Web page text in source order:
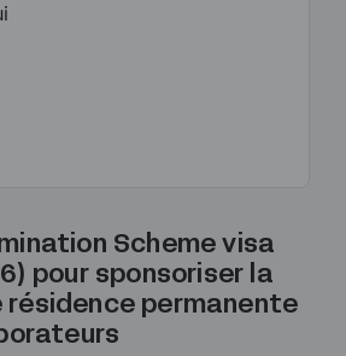
Scheme visa
pour sponsoriser la
résidence permanente